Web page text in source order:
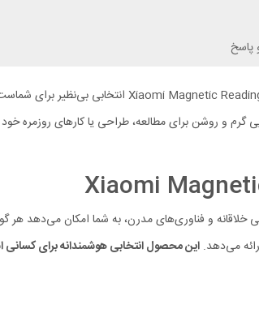
و روشن برای مطالعه، طراحی یا کارهای روزمره خود
نیست؛ این محصول با طراحی خلاقانه و فناوری‌های مدرن، به شما
می‌دهد.این محصول انتخابی هوشمندانه برای